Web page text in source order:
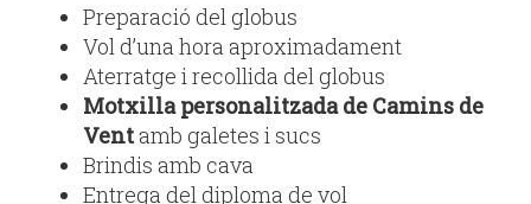
Preparació del globus
Vol d’una hora aproximadament
Aterratge i recollida del globus
Motxilla personalitzada de Camins de
Ventamb galetes i sucs
Brindis amb cava
Entrega del diploma de vol